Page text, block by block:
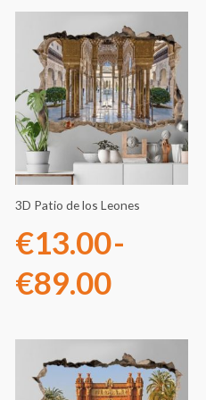
3D Patio de los Leones
€13.00-
€89.00
Rango
de
desde
€13.00
hasta
€89.00
Rango